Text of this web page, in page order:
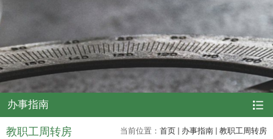
办事指南
当前位置： 首页 办事指南 教职工周转房
教职工周转房